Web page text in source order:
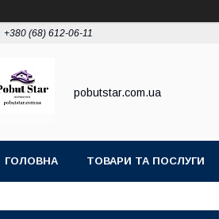
+380 (68) 612-06-11
pobutstar.com.ua
ГОЛОВНА ТОВАРИ ТА ПОСЛУГИ